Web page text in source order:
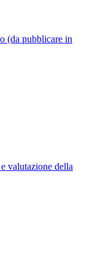
(da pubblicare in
valutazione della